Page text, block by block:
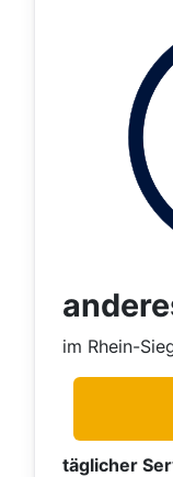
im Rhein-
täglicher